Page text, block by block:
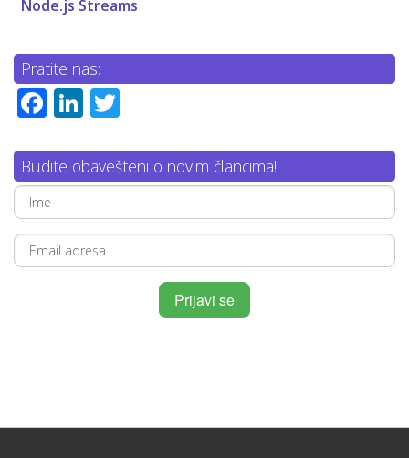
Node.js Streams
Pratite nas:
Facebook
LinkedIn
Budite obavešteni o novim člancima!